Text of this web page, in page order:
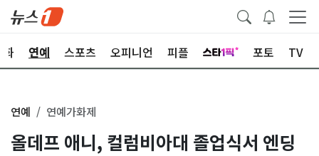
화 연예 스포츠 오피니언 피플 포토 TV
연예 연예가화제
올데프 애니, 컬럼비아대 졸업식서 엔딩